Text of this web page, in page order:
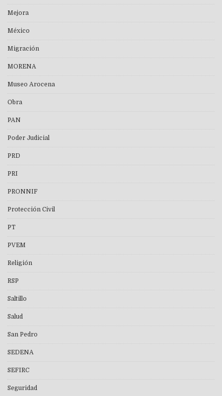
Mejora
México
Migración
MORENA
Museo Arocena
Obra
PAN
Poder Judicial
PRD
PRI
PRONNIF
Protección Civil
PT
PVEM
Religión
RSP
Saltillo
Salud
San Pedro
SEDENA
SEFIRC
Seguridad